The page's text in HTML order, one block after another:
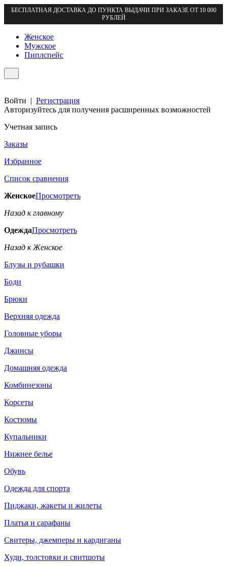
БЕСПЛАТНАЯ ДОСТАВКА ДО ПУНКТА ВЫДАЧИ ПРИ ЗАКАЗЕ ОТ 10 000
РУБЛЕЙ
Женское
Мужское
Пиплспейс
Войти | Регистрация
Авторизуйтесь для получения расширенных возможностей
Учетная запись
Заказы
Избранное
Список сравнения
ЖенскоеПросмотреть
Назад к главному
ОдеждаПросмотреть
Назад к Женское
Блузы и рубашки
Боди
Брюки
Верхняя одежда
Головные уборы
Джинсы
Домашняя одежда
Комбинезоны
Корсеты
Костюмы
Купальники
Нижнее белье
Обувь
Одежда для спорта
Пиджаки, жакеты и жилеты
Платья и сарафаны
Свитеры, джемперы и кардиганы
Худи, толстовки и свитшоты